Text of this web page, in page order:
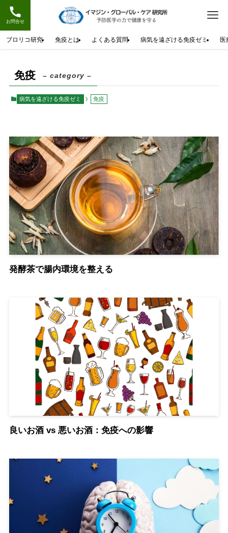
お問合せ
ブロリコ研究 免疫とは よくある質問 病気を遠ざける免疫ゼミ 医
免疫 – category –
病気を遠ざける免疫ゼミ 免疫
発酵茶で腸内環境を整える
良いお酒 vs 悪いお酒：免疫への影響